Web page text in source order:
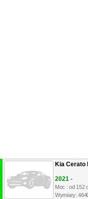
Kia Cerato
2021 -
Moc : od 152
Wymiary: